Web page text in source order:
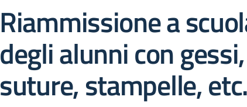
Riammissione a
degli alunni con gessi,
suture, stampelle, etc.